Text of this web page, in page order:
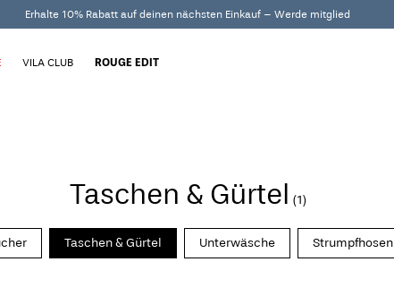
Erhalte 10% Rabatt auf deinen nächsten Einkauf – Werde mitglied
VILA CLUB ROUGE EDIT
Taschen & Gürtel (1)
Taschen & Gürtel Unterwäsche Strumpfhosen